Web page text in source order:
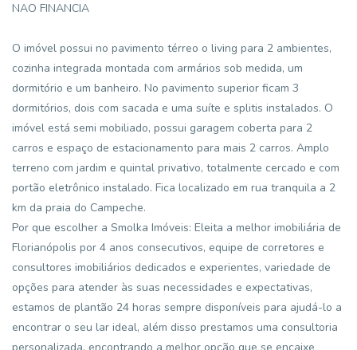
NAO FINANCIA
O imóvel possui no pavimento térreo o living para 2 ambientes,
cozinha integrada montada com armários sob medida, um
dormitório e um banheiro. No pavimento superior ficam 3
dormitórios, dois com sacada e uma suíte e splitis instalados. O
imóvel está semi mobiliado, possui garagem coberta para 2
carros e espaço de estacionamento para mais 2 carros. Amplo
terreno com jardim e quintal privativo, totalmente cercado e com
portão eletrônico instalado. Fica localizado em rua tranquila a 2
km da praia do Campeche.
Por que escolher a Smolka Imóveis: Eleita a melhor imobiliária de
Florianópolis por 4 anos consecutivos, equipe de corretores e
consultores imobiliários dedicados e experientes, variedade de
opções para atender às suas necessidades e expectativas,
estamos de plantão 24 horas sempre disponíveis para ajudá-lo a
encontrar o seu lar ideal, além disso prestamos uma consultoria